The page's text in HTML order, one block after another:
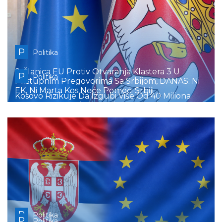
P Politika
8 Članica EU Protiv Otvaranja Klastera 3 U
Pristupnim Pregovorima Sa Srbijom, DANAS: Ni
EK, Ni Marta Kos Neće Pomoći Srbiji
P Politika
Kosovo Rizikuje Da Izgubi Više Od 40 Miliona
Evra, EK Poručuje Da Odluka Još Nije Doneta
P Politika